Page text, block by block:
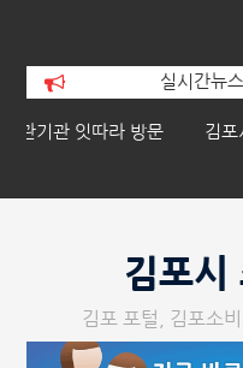
실시간뉴
김포시, 2026년 6월 1일
김포시
김포 포털, 김포소